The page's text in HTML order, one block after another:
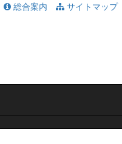
総合案内 サイトマップ